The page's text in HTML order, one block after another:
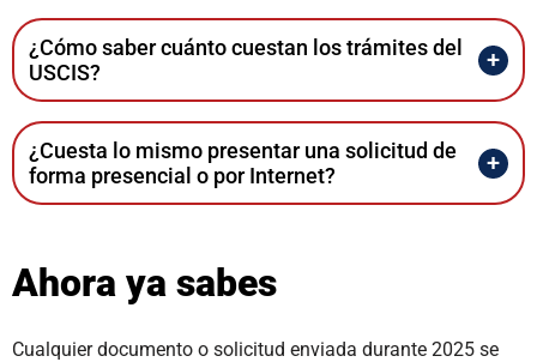
¿Cómo saber cuánto cuestan los trámites del
USCIS?
¿Cuesta lo mismo presentar una solicitud de
forma presencial o por Internet?
Ahora ya sabes
Cualquier documento o solicitud enviada durante 2025 se